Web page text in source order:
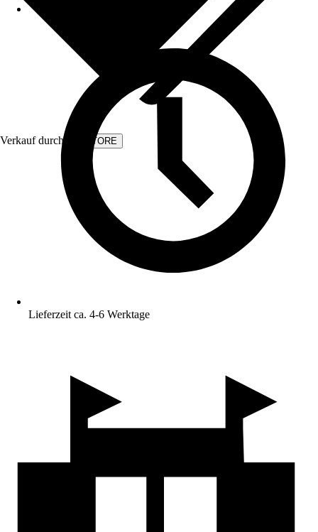
Verkauf durch: KVSTORE
Lieferzeit ca. 4-6 Werktage